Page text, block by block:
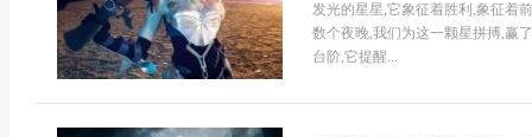
发光的星星,它象征着胜利,象征着
数个夜晚,我们为这一颗星拼搏,赢
台阶,它提醒...